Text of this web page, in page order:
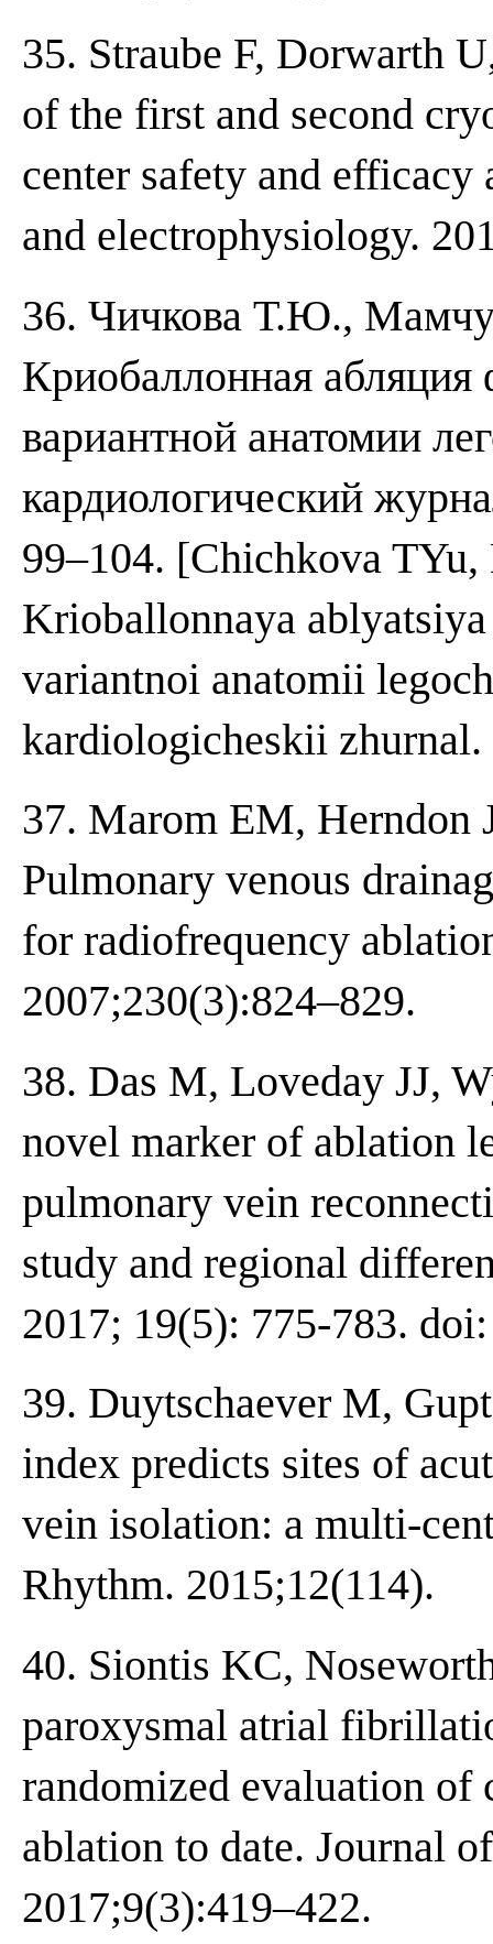
35. Straube F, Dorwarth
of the first and second
center safety and
and electrophysiology.
36. Чичкова Т.Ю.,
Криобаллонная
вариантной анатомии
кардиологический
99–104. [Chichkova
Krioballonnaya
variantnoi anatomii
kardiologicheskii
37. Marom EM, Herndon
Pulmonary venous
for radiofrequency
2007;230(3):824–829.
38. Das M, Loveday JJ,
novel marker of ablation
pulmonary vein
study and regional
2017; 19(5): 775-783.
39. Duytschaever M,
index predicts sites of
vein isolation: a multi-
Rhythm. 2015;12(114).
40. Siontis KC,
paroxysmal atrial
randomized evaluation of
ablation to date. Journal
2017;9(3):419–422.